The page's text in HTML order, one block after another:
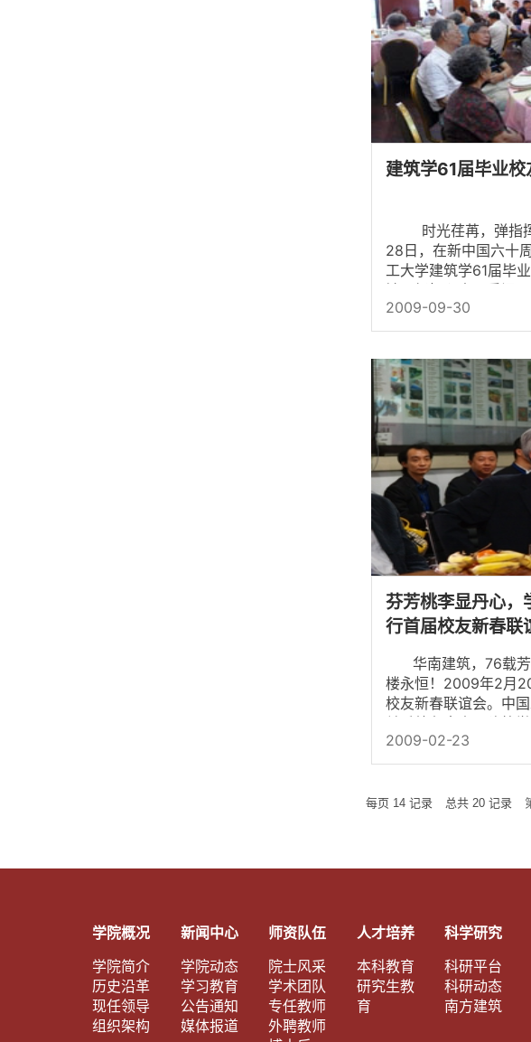
建筑学61届毕业校
时光荏苒，弹指挥
28日，在新中国六十
工大学建筑学61届毕
业情谊。校党委书记王
2009-09-30
芬芳桃李显丹心
行首届校友新春联
华南建筑，76载芳
楼永恒！2009年2月
校友新春联谊会。中
教授喜迎来自珠三角各
2009-02-23
每页 14记录 总共 20记录
学院概况
学院简介
历史沿革
现任领导
组织架构
新闻中心
学院动态
学习教育
公告通知
媒体报道
师资队伍
院士风采
学术团队
专任教师
外聘教师
人才培养
本科教育
研究生教
育
科学研究
科研平台
科研动态
南方建筑